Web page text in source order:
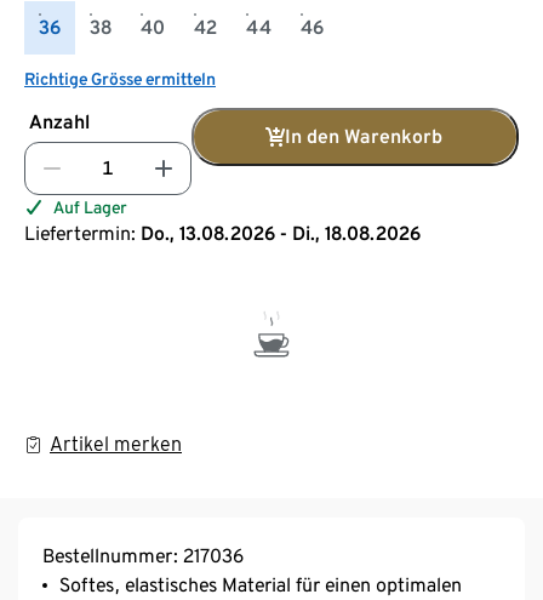
36 38 40 42 44 46
Richtige Grösse ermitteln
Anzahl
In den Warenkorb
Auf Lager
Liefertermin: Do., 13.08.2026 - Di., 18.08.2026
Artikel merken
Bestellnummer: 217036
Softes, elastisches Material für einen optimalen